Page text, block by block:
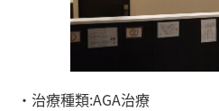
・治療種類:AGA治療